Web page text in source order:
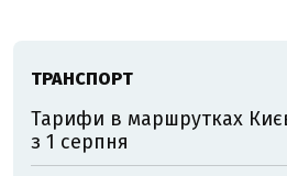
ТРАНСПОРТ
Тарифи в маршрутках
з 1 серпня